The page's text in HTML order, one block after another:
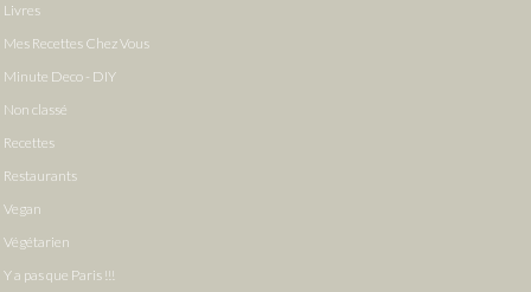
Livres
Mes Recettes Chez Vous
Minute Deco - DIY
Non classé
Recettes
Restaurants
Vegan
Végétarien
Y a pas que Paris !!!